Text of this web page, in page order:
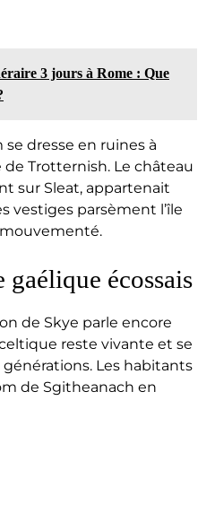
3 jours à Rome : Que
dresse en ruines à
Trotternish. Le château
sur Sleat, appartenait
vestiges parsèment l’île
écossais
de Skye parle encore
reste vivante et se
Les habitants
de Sgitheanach en